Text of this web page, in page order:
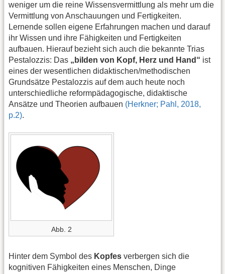
weniger um die reine Wissensvermittlung als mehr um die
Vermittlung von Anschauungen und Fertigkeiten.
Lernende sollen eigene Erfahrungen machen und darauf
ihr Wissen und ihre Fähigkeiten und Fertigkeiten
aufbauen. Hierauf bezieht sich auch die bekannte Trias
Pestalozzis: Das „bilden von Kopf, Herz und Hand“ ist
eines der wesentlichen didaktischen/methodischen
Grundsätze Pestalozzis auf dem auch heute noch
unterschiedliche reformpädagogische, didaktische
Ansätze und Theorien aufbauen (Herkner; Pahl, 2018,
p.2).
Abb. 2
Hinter dem Symbol des Kopfes verbergen sich die
kognitiven Fähigkeiten eines Menschen, Dinge